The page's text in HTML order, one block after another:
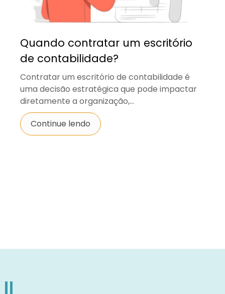
Quando contratar um escritório
de contabilidade?
Contratar um escritório de contabilidade é
uma decisão estratégica que pode impactar
diretamente a organização,...
Continue lendo